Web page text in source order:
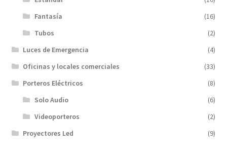
Fantasía
(16)
Tubos
(2)
Luces de Emergencia
(4)
Oficinas y locales comerciales
(33)
Porteros Eléctricos
(8)
Solo Audio
(6)
Videoporteros
(2)
Proyectores Led
(9)